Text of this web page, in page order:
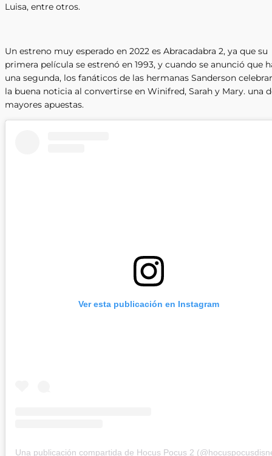
Luisa, entre otros.
Un estreno muy esperado en 2022 es Abracadabra 2, ya que su
primera película se estrenó en 1993, y cuando se anunció que
una segunda, los fanáticos de las hermanas Sanderson
la buena noticia al convertirse en Winifred, Sarah y Mary. una
mayores apuestas.
Ver esta publicación en Instagram
Una publicación compartida de Hocus Pocus 2